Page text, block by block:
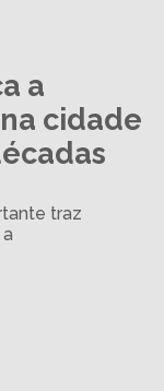
a
cidade
traz